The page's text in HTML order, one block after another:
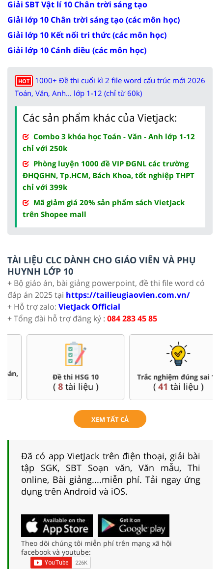
Giải SBT Vật lí 10 Chân trời sáng tạo
Giải lớp 10 Chân trời sáng tạo (các môn học)
Giải lớp 10 Kết nối tri thức (các môn học)
Giải lớp 10 Cánh diều (các môn học)
HOT
1000+ Đề thi cuối kì 2 file word cấu trúc mới 2026
Toán, Văn, Anh... lớp 1-12 (chỉ từ 60k)
Các sản phẩm khác của Vietjack:
Combo 3 khóa học Toán - Văn - Anh lớp 1-12
chỉ với 250k
Phòng luyện 1000 đề VIP ĐGNL các trường
ĐHQGHN, Tp.HCM, Bách Khoa, tốt nghiệp THPT
chỉ với 399k
Mã giảm giá 20% sản phẩm sách VietJack
trên Shopee mall
TÀI LIỆU CLC DÀNH CHO GIÁO VIÊN VÀ PHỤ
HUYNH LỚP 10
+ Bộ giáo án, bài giảng powerpoint, đề thi file word có
đáp án 2025 tại https://tailieugiaovien.com.vn/
+ Hỗ trợ zalo: VietJack Official
+ Tổng đài hỗ trợ đăng ký : 084 283 45 85
Đề thi HSG 10
tài liệu )
Trắc nghiệm đúng sai 10
tài liệu )
XEM TẤT CẢ
Đã có app VietJack trên điện thoại, giải bài
tập SGK, SBT Soạn văn, Văn mẫu, Thi
online, Bài giảng....miễn phí. Tải ngay ứng
dụng trên Android và iOS.
Theo dõi chúng tôi miễn phí trên mạng xã hội
facebook và youtube: